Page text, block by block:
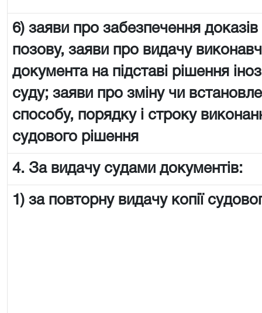
6) заяви про забезпечення
позову, заяви про видачу
документа на підставі рішення
суду; заяви про зміну чи
способу, порядку і строку
судового рішення
4. За видачу судами документів:
1) за повторну видачу копії